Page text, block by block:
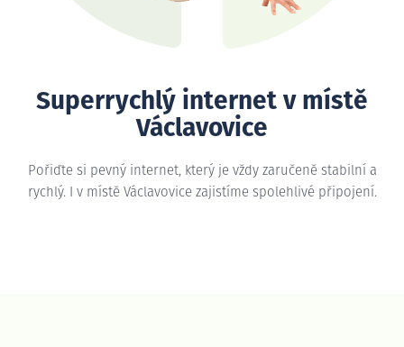
Superrychlý internet v místě
Václavovice
Pořiďte si pevný internet, který je vždy zaručeně stabilní a
rychlý. I v místě Václavovice zajistíme spolehlivé připojení.